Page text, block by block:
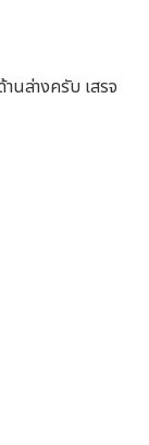
นล่างครับ เสรจ